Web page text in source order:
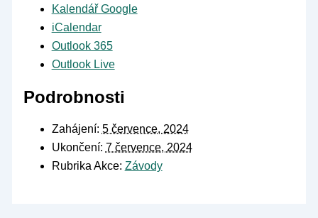
Kalendář Google
iCalendar
Outlook 365
Outlook Live
Podrobnosti
Zahájení: 5 července, 2024
Ukončení: 7 července, 2024
Rubrika Akce: Závody